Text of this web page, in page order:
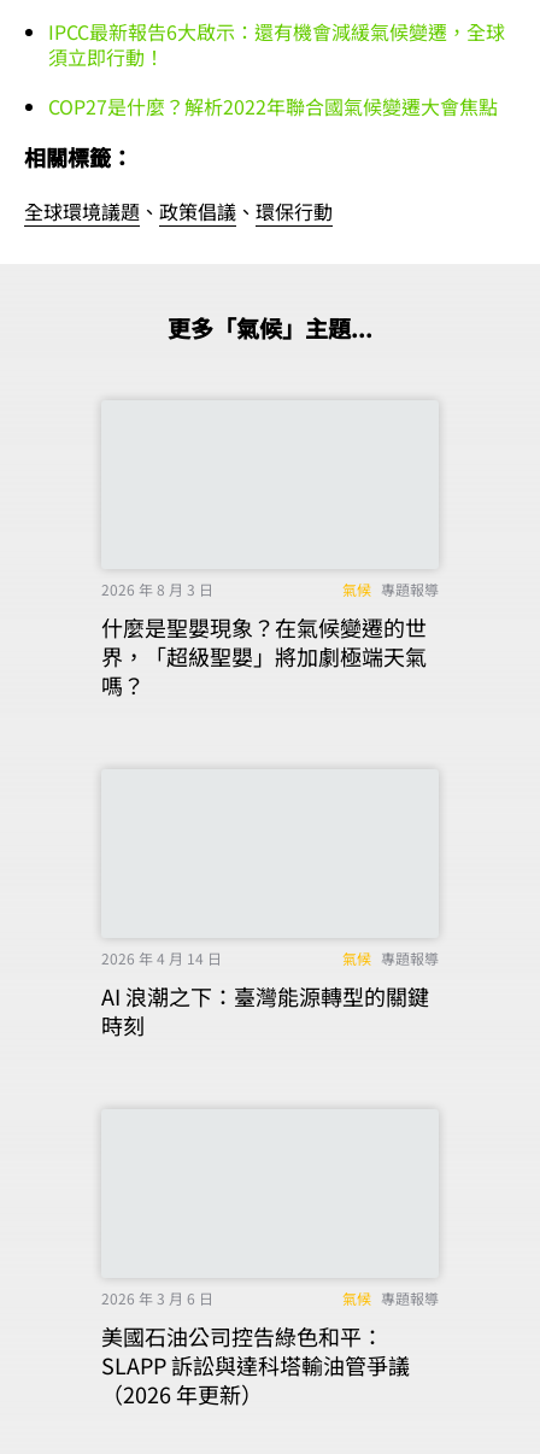
IPCC最新報告6大啟示：還有機會減緩氣候變遷，全球
須立即行動！
COP27是什麼？解析2022年聯合國氣候變遷大會焦點
相關標籤：
全球環境議題 、 政策倡議 、 環保行動
更多「氣候」主題...
2026 年 8 月 3 日 氣候 專題報導
什麼是聖嬰現象？在氣候變遷的世
界，「超級聖嬰」將加劇極端天氣
嗎？
2026 年 4 月 14 日 氣候 專題報導
AI 浪潮之下：臺灣能源轉型的關鍵
時刻
2026 年 3 月 6 日 氣候 專題報導
美國石油公司控告綠色和平：
SLAPP 訴訟與達科塔輸油管爭議
（2026 年更新）